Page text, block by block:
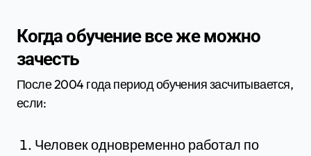
Когда обучение все же можно
зачесть
После 2004 года период обучения засчитывается,
если:
Человек одновременно работал по